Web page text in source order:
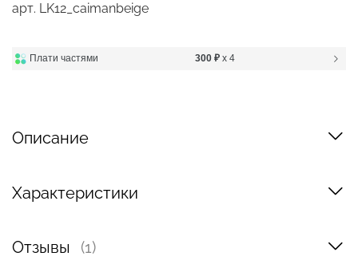
арт. LK12_caimanbeige
Плати частями 300 ₽ x 4
Описание
Характеристики
Отзывы (1)